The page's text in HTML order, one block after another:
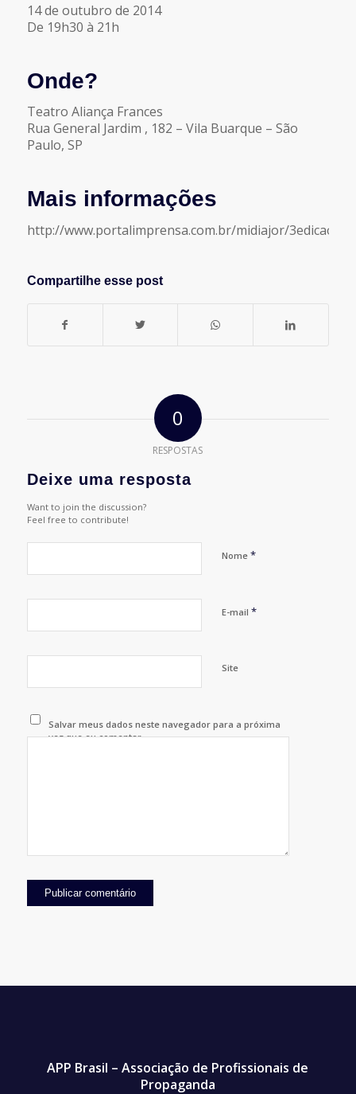
14 de outubro de 2014
De 19h30 à 21h
Onde?
Teatro Aliança Frances
Rua General Jardim , 182 – Vila Buarque – São
Paulo, SP
Mais informações
http://www.portalimprensa.com.br/midiajor/3edicao/
Compartilhe esse post
0
RESPOSTAS
Deixe uma resposta
Want to join the discussion?
Feel free to contribute!
Nome *
E-mail *
Site
Salvar meus dados neste navegador para a próxima
vez que eu comentar.
APP Brasil – Associação de Profissionais de
Propaganda